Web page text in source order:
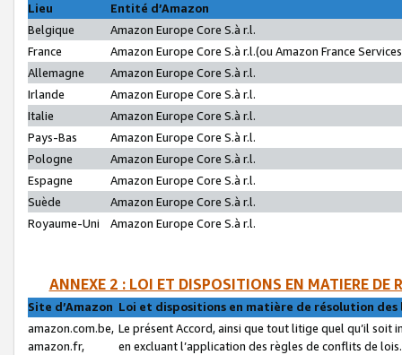
Lieu
Entité d’Amazon
Belgique
Amazon Europe Core S.à r.l.
France
Amazon Europe Core S.à r.l.(ou Amazon France
Allemagne
Amazon Europe Core S.à r.l.
Irlande
Amazon Europe Core S.à r.l.
Italie
Amazon Europe Core S.à r.l.
Pays-Bas
Amazon Europe Core S.à r.l.
Pologne
Amazon Europe Core S.à r.l.
Espagne
Amazon Europe Core S.à r.l.
Suède
Amazon Europe Core S.à r.l.
Royaume-Uni
Amazon Europe Core S.à r.l.
ANNEXE 2 : LOI ET DISPOSITIONS EN MATIERE DE
Site d’Amazon Loi et dispositions en matière de résolution
amazon.com.be,
amazon.fr,
Le présent Accord, ainsi que tout litige quel qu’il soit
en excluant l’application des règles de conflits de